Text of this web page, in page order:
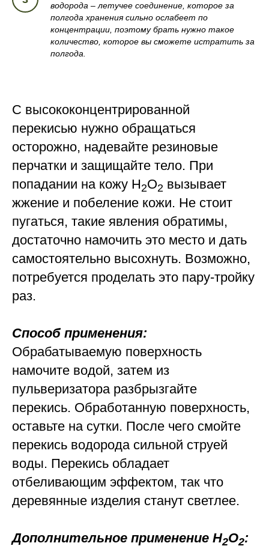
водорода – летучее соединение, которое за
полгода хранения сильно ослабеет по
концентрации, поэтому брать нужно такое
количество, которое вы сможете истратить за
полгода.
С высококонцентрированной
перекисью нужно обращаться
осторожно, надевайте резиновые
перчатки и защищайте тело. При
попадании на кожу Н2О2 вызывает
жжение и побеление кожи. Не стоит
пугаться, такие явления обратимы,
достаточно намочить это место и дать
самостоятельно высохнуть. Возможно,
потребуется проделать это пару-тройку
раз.
Способ применения:
Обрабатываемую поверхность
намочите водой, затем из
пульверизатора разбрызгайте
перекись. Обработанную поверхность,
оставьте на сутки. После чего смойте
перекись водорода сильной струей
воды. Перекись обладает
отбеливающим эффектом, так что
деревянные изделия станут светлее.
Дополнительное применение Н2О2: